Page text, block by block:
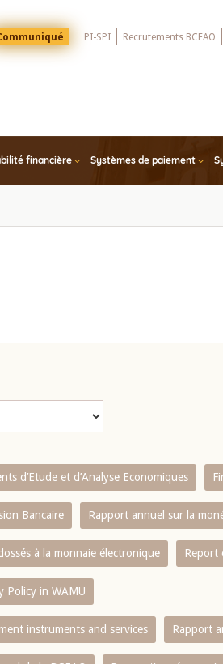
PI-SPI Recrutements BCEAO
financière Systèmes de paiement
d’Etude et d’Analyse Economiques
Bancaire Rapport annuel sur la
à la monnaie électronique Report
Policy in WAMU
instruments and services Rapport